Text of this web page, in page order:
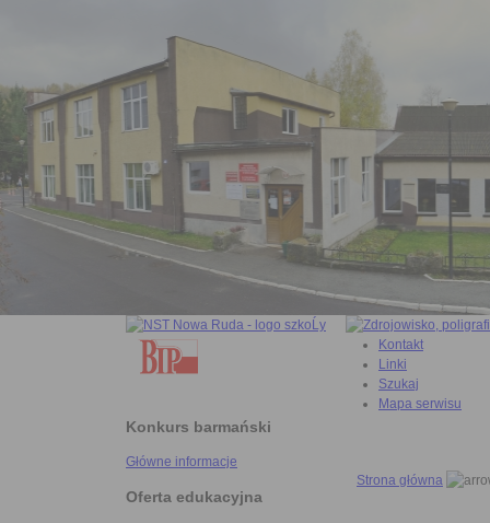
Konkurs barmański
Główne informacje
Oferta edukacyjna
Kontakt
Linki
Szukaj
Mapa serwisu
Strona główna